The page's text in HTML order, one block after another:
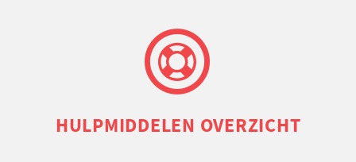
HULP­MIDDELEN OVERZICHT